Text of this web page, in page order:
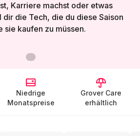
Karriere machst oder etwas
dir die Tech, die du diese Saison
sie kaufen zu müssen.
Niedrige
Monatspreise
Grover Care
erhältlich